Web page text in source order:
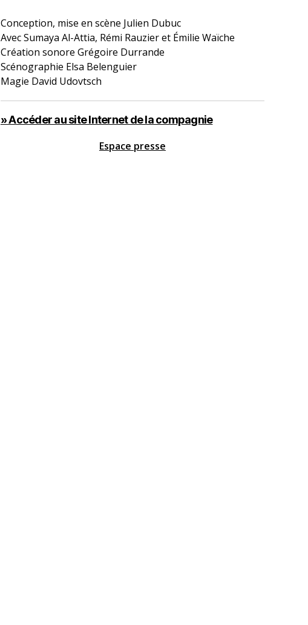
Conception, mise en scène Julien Dubuc
Avec Sumaya Al-Attia, Rémi Rauzier et Émilie Waïche
Création sonore Grégoire Durrande
Scénographie Elsa Belenguier
Magie David Udovtsch
» Accéder au site Internet de la compagnie
Espace presse